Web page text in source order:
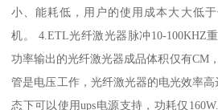
小、能耗低，用户的使用成本大大低
机。 4.ETL光纤激光器脉冲10-100KHZ
功率输出的光纤激光器成品体积仅有CM
管是电压工作，光纤激光器的电光效率
态下可以使用ups电源支持，功耗仅